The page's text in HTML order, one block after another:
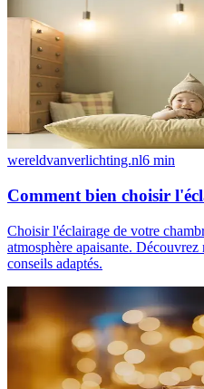
wereldvanverlichting.nl6 min
Comment bien choisir
Choisir l'éclairage de votre
atmosphère apaisante.
conseils adaptés.